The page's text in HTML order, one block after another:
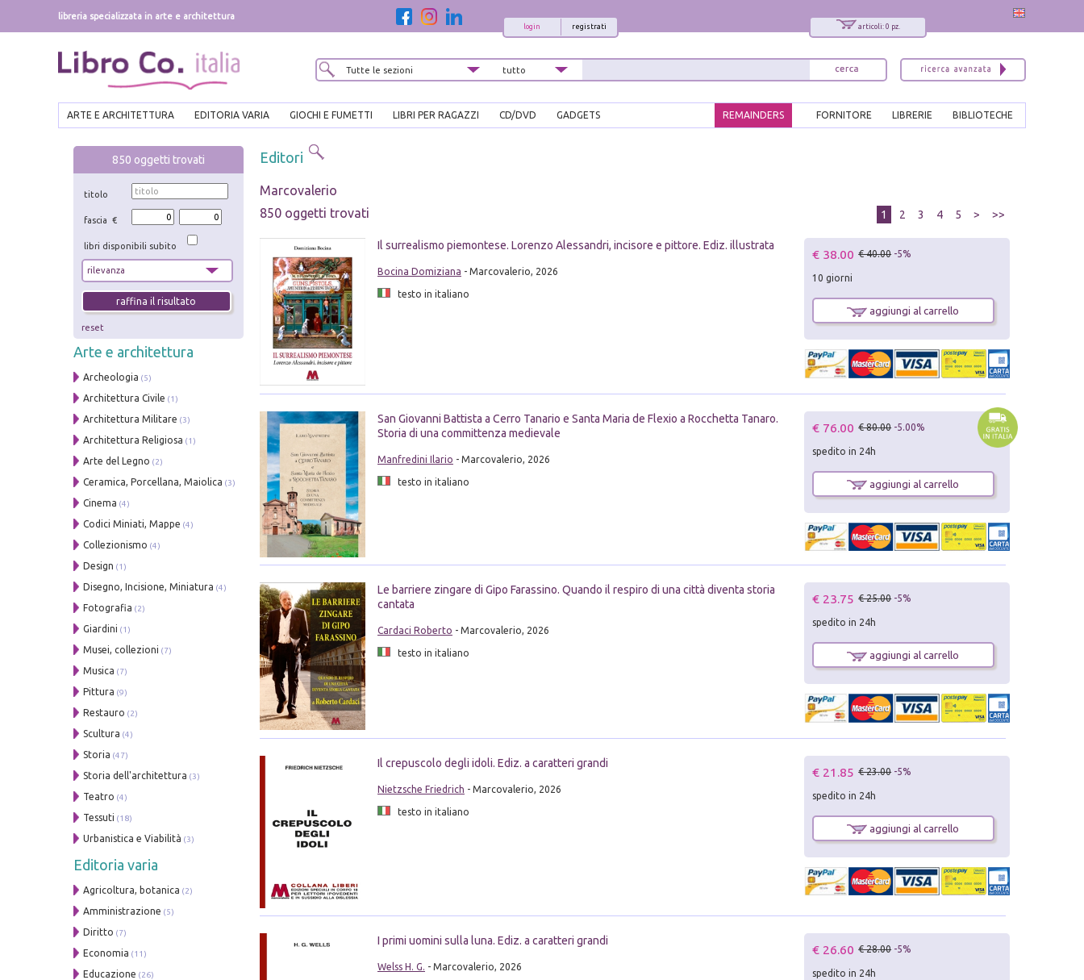
libreria specializzata in arte e architettura
articoli: 0 pz.
registrati
login
ARTE E ARCHITETTURA EDITORIA VARIA GIOCHI E FUMETTI LIBRI PER RAGAZZI CD/DVD GADGETS BIBLIOTECHE
LIBRERIE
FORNITORE
REMAINDERS
850 oggetti trovati
titolo
fascia €
libri disponibili subito
reset
Arte e architettura
Archeologia (5)
Architettura Civile (1)
Architettura Militare (3)
Architettura Religiosa (1)
Arte del Legno (2)
Ceramica, Porcellana, Maiolica (3)
Cinema (4)
Codici Miniati, Mappe (4)
Collezionismo (4)
Design (1)
Disegno, Incisione, Miniatura (4)
Fotografia (2)
Giardini (1)
Musei, collezioni (7)
Musica (7)
Pittura (9)
Restauro (2)
Scultura (4)
Storia (47)
Storia dell'architettura (3)
Teatro (4)
Tessuti (18)
Urbanistica e Viabilità (3)
Editoria varia
Agricoltura, botanica (2)
Amministrazione (5)
Diritto (7)
Economia (11)
Educazione (26)
Editori
Marcovalerio
850 oggetti trovati
1 2 3 4 5 > >>
Il surrealismo piemontese. Lorenzo Alessandri, incisore e pittore. Ediz. illustrata
Bocina Domiziana - Marcovalerio, 2026
testo in italiano
€ 38.00 € 40.00 -5%
10 giorni
aggiungi al carrello
San Giovanni Battista a Cerro Tanario e Santa Maria de Flexio a Rocchetta Tanaro.
Storia di una committenza medievale
Manfredini Ilario - Marcovalerio, 2026
testo in italiano
€ 76.00 € 80.00 -5.00%
spedito in 24h
aggiungi al carrello
Le barriere zingare di Gipo Farassino. Quando il respiro di una città diventa storia
cantata
Cardaci Roberto - Marcovalerio, 2026
testo in italiano
€ 23.75 € 25.00 -5%
spedito in 24h
aggiungi al carrello
Il crepuscolo degli idoli. Ediz. a caratteri grandi
Nietzsche Friedrich - Marcovalerio, 2026
testo in italiano
€ 21.85 € 23.00 -5%
spedito in 24h
aggiungi al carrello
I primi uomini sulla luna. Ediz. a caratteri grandi
Welss H. G. - Marcovalerio, 2026
€ 26.60 € 28.00 -5%
spedito in 24h